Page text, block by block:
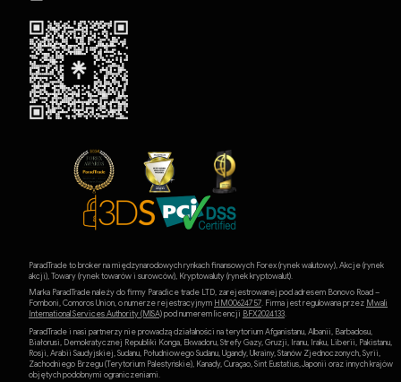
ParadTrade to broker na międzynarodowych rynkach finansowych Forex (rynek walutowy), Akcje (rynek
akcji), Towary (rynek towarów i surowców), Kryptowaluty (rynek kryptowalut).
Marka ParadTrade należy do firmy Paradice trade LTD, zarejestrowanej pod adresem Bonovo Road –
Fomboni, Comoros Union, o numerze rejestracyjnym HM00624757. Firma jest regulowana przez Mwali
International Services Authority (MlSA)pod numerem licencji BFX2024133.
ParadTrade i nasi partnerzy nie prowadzą działalności na terytorium Afganistanu, Albanii, Barbadosu,
Białorusi, Demokratycznej Republiki Konga, Ekwadoru, Strefy Gazy, Gruzji, Iranu, Iraku, Liberii, Pakistanu,
Rosji, Arabii Saudyjskiej, Sudanu, Południowego Sudanu, Ugandy, Ukrainy, Stanów Zjednoczonych, Syrii,
Zachodniego Brzegu (Terytorium Palestyńskie), Kanady, Curaçao, Sint Eustatius, Japonii oraz innych krajów
objętych podobnymi ograniczeniami.